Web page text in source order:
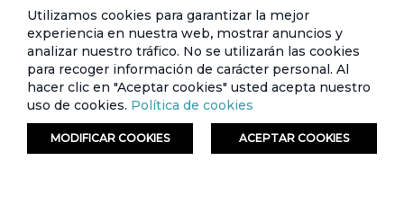
ORDENAR FILTRAR
Subscríbete a nuestro newsletter
SUSCRIBIRSE
© ETAFASHION 2023. Todos los derechos reservados.
Utilizamos cookies para garantizar la mejor
experiencia en nuestra web, mostrar anuncios y
analizar nuestro tráfico. No se utilizarán las cookies
para recoger información de carácter personal. Al
hacer clic en "Aceptar cookies" usted acepta nuestro
uso de cookies. Política de cookies
MODIFICAR COOKIES ACEPTAR COOKIES